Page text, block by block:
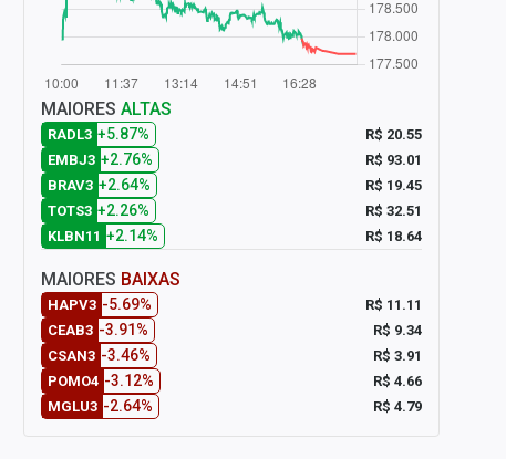
MAIORES ALTAS
RADL3 +5.87%
R$ 20.55
EMBJ3 +2.76%
R$ 93.01
BRAV3 +2.64%
R$ 19.45
TOTS3 +2.26%
R$ 32.51
KLBN11 +2.14% R$ 18.64
MAIORES BAIXAS
HAPV3 -5.69%
R$ 11.11
CEAB3 -3.91%
R$ 9.34
CSAN3 -3.46%
R$ 3.91
POMO4 -3.12%
R$ 4.66
MGLU3 -2.64% R$ 4.79